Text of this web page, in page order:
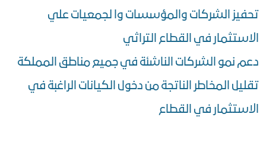
تحفيز الشركات والمؤسسات وا لجمعيات علي
الاستثمار في القطاع التراثي
دعم نمو الشركات الناشئة في جميع مناطق المملكة
تقليل المخاطر الناتجة من دخول الكيانات الراغبة في
الاستثمار في القطاع